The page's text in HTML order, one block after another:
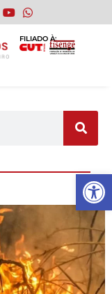
Abrir
FILIADO À: